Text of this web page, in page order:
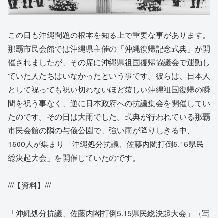
この日も沖縄問題の根本を知る上で重要な事があります。
那覇市民会館では沖縄県主催の「沖縄復帰記念式典」が開
催されましたが、その席に沖縄県祖国復帰協議会で運動し
ていた人たちはいなかったという事です。彼らは、日本人
として祝っても祝い切れないほど嬉しい沖縄祖国復帰の瞬
間を祝う事なく、逆に日本政府への抗議集会を開催してい
たのです。その日は大雨でした。式典が行われている那覇
市民会館の隣の与儀公園で、強い雨が降りしきる中、
1500人が集まり「沖縄処分抗議、佐藤内閣打倒5.15県民
総決起大会」を開催していたのです。
///【資料】///
「沖縄処分抗議、佐藤内閣打倒5.15県民総決起大会」（写